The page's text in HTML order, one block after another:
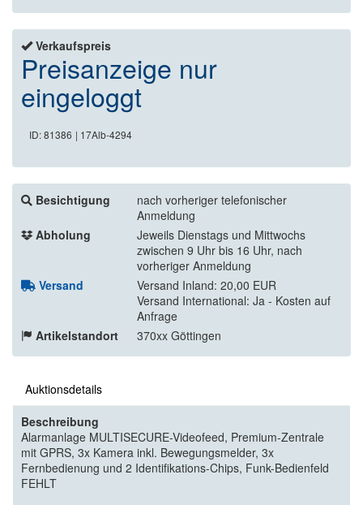
Verkaufspreis
Preisanzeige nur
eingeloggt
ID: 81386 | 17Alb-4294
Besichtigung
nach vorheriger telefonischer
Anmeldung
Abholung
Jeweils Dienstags und Mittwochs
zwischen 9 Uhr bis 16 Uhr, nach
vorheriger Anmeldung
Versand
Versand Inland: 20,00 EUR
Versand International: Ja - Kosten auf
Anfrage
Artikelstandort
370xx Göttingen
Auktionsdetails
Beschreibung
Alarmanlage MULTISECURE-Videofeed, Premium-Zentrale
mit GPRS, 3x Kamera inkl. Bewegungsmelder, 3x
Fernbedienung und 2 Identifikations-Chips, Funk-Bedienfeld
FEHLT